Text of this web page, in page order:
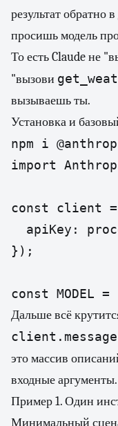
результат обратно
просишь модель
То есть Claude не
"вызови
вызываешь ты.
Установка и
npm i
import
const client =
apiKey:
});
const MODEL
Дальше всё
это массив
входные аргументы.
Пример 1. Один
Минимальный